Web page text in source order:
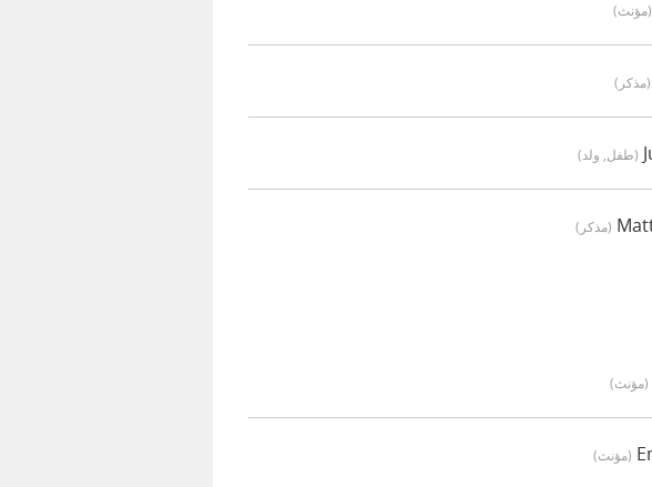
(مؤنث)
(مذكر)
(طفل, ولد)
(مذكر)
(مؤنث)
(مؤنث)